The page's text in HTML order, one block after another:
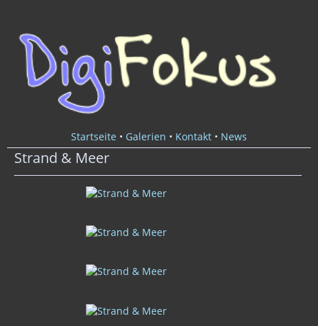
Startseite • Galerien • Kontakt • News
Strand & Meer